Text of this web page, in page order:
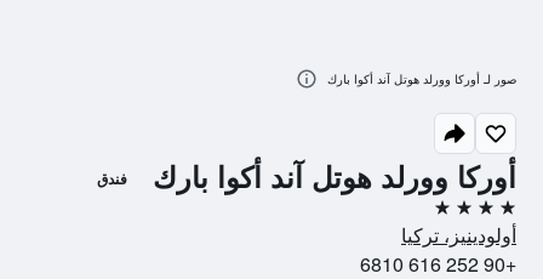
أوركا وورلد هوتل آند أكوا بارك فندق
4 نجوم
أولودينيز، تركيا
+90 252 616 6810
صور لـ أوركا وورلد هوتل آند أكوا بارك